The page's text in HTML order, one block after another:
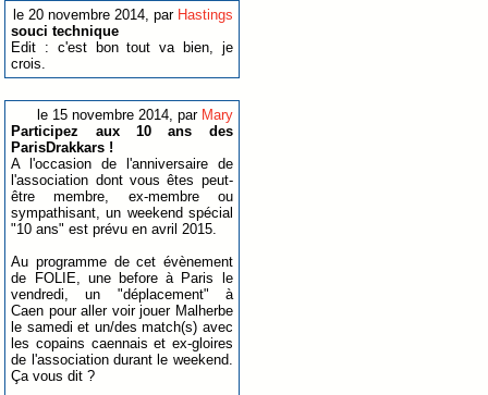
le 20 novembre 2014, par Hastings
souci technique
Edit : c'est bon tout va bien, je
crois.
le 15 novembre 2014, par Mary
Participez aux 10 ans des
ParisDrakkars !
A l'occasion de l'anniversaire de
l'association dont vous êtes peut-
être membre, ex-membre ou
sympathisant, un weekend spécial
"10 ans" est prévu en avril 2015.
Au programme de cet évènement
de FOLIE, une before à Paris le
vendredi, un "déplacement" à
Caen pour aller voir jouer Malherbe
le samedi et un/des match(s) avec
les copains caennais et ex-gloires
de l'association durant le weekend.
Ça vous dit ?